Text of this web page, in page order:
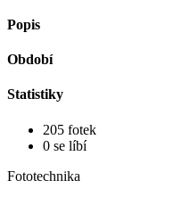
Popis
Období
Statistiky
205 fotek
0 se líbí
Fototechnika